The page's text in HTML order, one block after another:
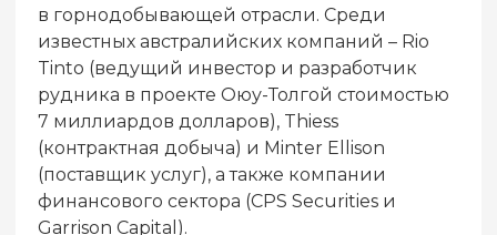
в горнодобывающей отрасли. Среди
известных австралийских компаний – Rio
Tinto (ведущий инвестор и разработчик
рудника в проекте Оюу-Толгой стоимостью
7 миллиардов долларов), Thiess
(контрактная добыча) и Minter Ellison
(поставщик услуг), а также компании
финансового сектора (CPS Securities и
Garrison Capital).